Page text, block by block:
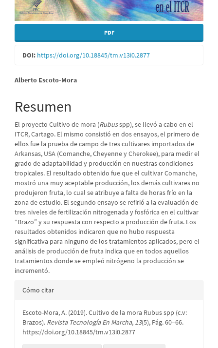
PDF
DOI: https://doi.org/10.18845/tm.v13i0.2877
Contenido
principal
del
artículo
Alberto Escoto-Mora
Resumen
El proyecto Cultivo de mora (Rubusspp), se llevó a cabo en el
ITCR, Cartago. El mismo consistió en dos ensayos, el primero de
ellos fue la prueba de campo de tres cultivares importados de
Arkansas, USA (Comanche, Cheyenne y Cherokee), para medir el
grado de adaptabilidad y producción en nuestras condiciones
tropicales. El resultado obtenido fue que el cultivar Comanche,
mostró una muy aceptable producción, los demás cultivares no
produjeron fruta, lo cual se atribuye a falta de horas frío en la
zona de estudio. El segundo ensayo se refirió a la evaluación de
tres niveles de fertilización nitrogenada y fosfórica en el cultivar
“Brazo” y su respuesta con respecto a producción de fruta. Los
resultados obtenidos indicaron que no hubo respuesta
significativa para ninguno de los tratamientos aplicados, pero el
análisis de producción de fruta indica que en todos aquellos
tratamientos donde se empleó nitrógeno la producción se
incrementó.
Detalles
artículo
Cómo citar
Escoto-Mora, A. (2019). Cultivo de la mora Rubus spp (c.v:
Brazos). Revista Tecnología En Marcha, 13(5), Pág. 60–66.
https://doi.org/10.18845/tm.v13i0.2877